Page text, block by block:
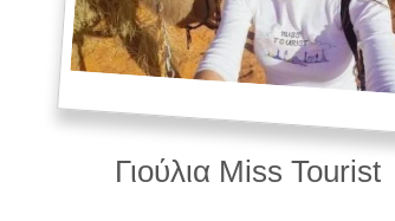
Γιούλια Miss Tourist